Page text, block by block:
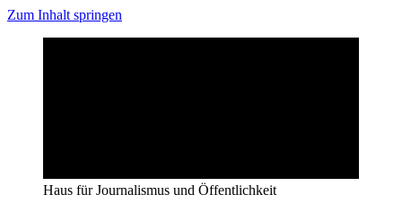
Zum Inhalt springen
Haus für Journalismus und Öffentlichkeit